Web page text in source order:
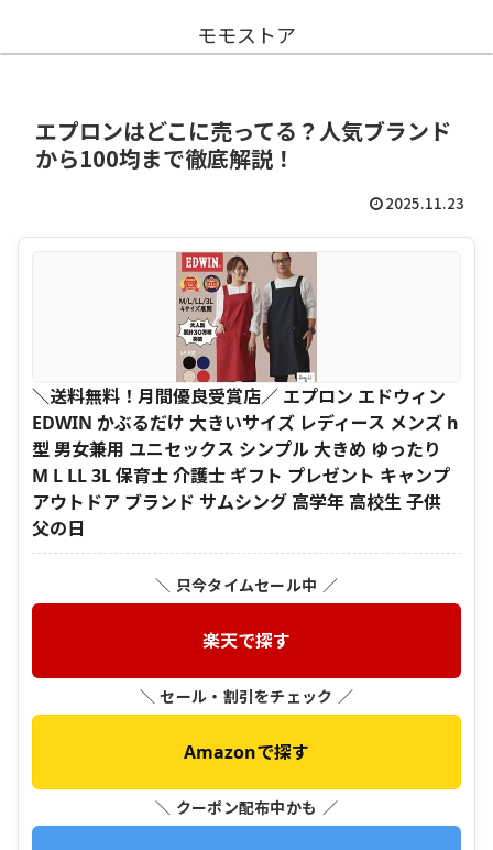
モモストア
エプロンはどこに売ってる？人気ブランド
から100均まで徹底解説！
2025.11.23
＼送料無料！月間優良受賞店／ エプロン エドウィン
EDWIN かぶるだけ 大きいサイズ レディース メンズ h
型 男女兼用 ユニセックス シンプル 大きめ ゆったり
M L LL 3L 保育士 介護士 ギフト プレゼント キャンプ
アウトドア ブランド サムシング 高学年 高校生 子供
父の日
＼ 只今タイムセール中 ／
楽天で探す
＼ セール・割引をチェック ／
Amazonで探す
＼ クーポン配布中かも ／